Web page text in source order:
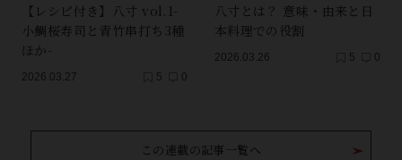
【レシピ付き】八寸 vol.1-
小鯛桜寿司と青竹串打ち3種
ほか-
2026.03.27 5 0
八寸とは？ 意味・由来と日
本料理での役割
2026.03.26 5 0
この連載の記事一覧へ